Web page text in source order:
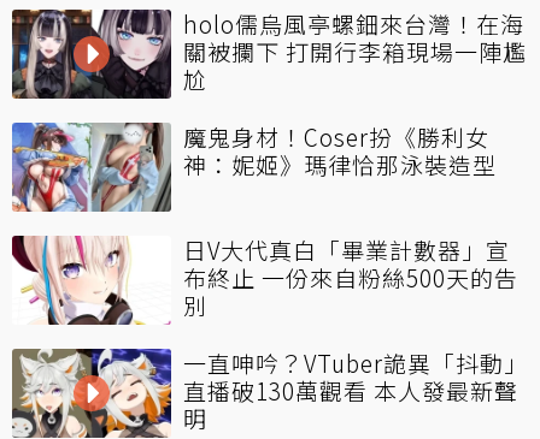
holo儒烏風亭螺鈿來台灣！在海
關被攔下 打開行李箱現場一陣尷
尬
魔鬼身材！Coser扮《勝利女
神：妮姬》瑪律恰那泳裝造型
日V大代真白「畢業計數器」宣
布終止 一份來自粉絲500天的告
別
一直呻吟？VTuber詭異「抖動」
直播破130萬觀看 本人發最新聲
明